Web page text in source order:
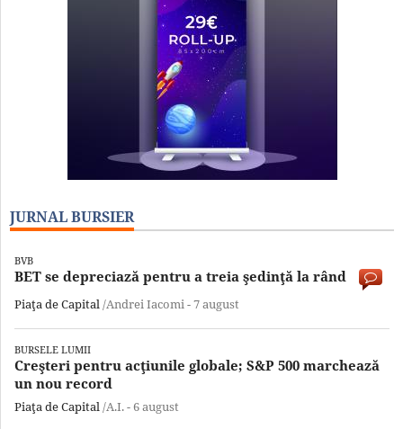
JURNAL BURSIER
BVB
BET se depreciază pentru a treia şedinţă la rând
Piaţa de Capital /Andrei Iacomi -7 august
BURSELE LUMII
Creşteri pentru acţiunile globale; S&P 500 marchează
un nou record
Piaţa de Capital /A.I. -6 august